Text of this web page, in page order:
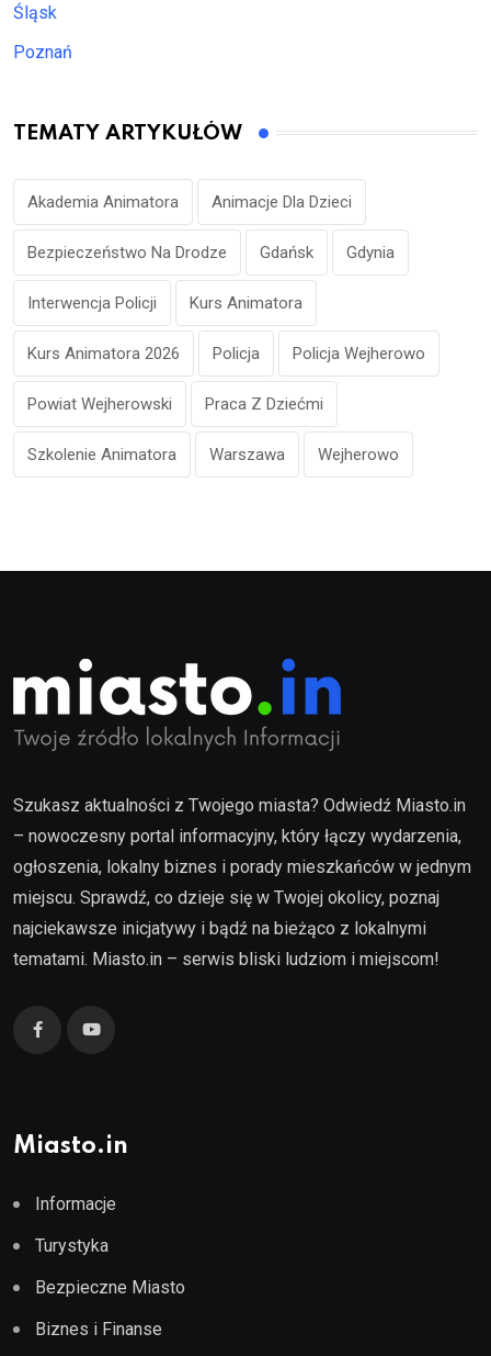
Śląsk
Poznań
TEMATY ARTYKUŁÓW
Akademia Animatora Animacje Dla Dzieci
Bezpieczeństwo Na Drodze Gdańsk Gdynia
Interwencja Policji Kurs Animatora
Kurs Animatora 2026 Policja Policja Wejherowo
Powiat Wejherowski Praca Z Dziećmi
Szkolenie Animatora Warszawa Wejherowo
Szukasz aktualności z Twojego miasta? Odwiedź Miasto.in
– nowoczesny portal informacyjny, który łączy wydarzenia,
ogłoszenia, lokalny biznes i porady mieszkańców w jednym
miejscu. Sprawdź, co dzieje się w Twojej okolicy, poznaj
najciekawsze inicjatywy i bądź na bieżąco z lokalnymi
tematami. Miasto.in – serwis bliski ludziom i miejscom!
Miasto.in
Informacje
Turystyka
Bezpieczne Miasto
Biznes i Finanse